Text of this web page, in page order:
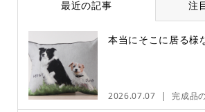
最近の記事 注
本当にそこに居る様
2026.07.07 完成品